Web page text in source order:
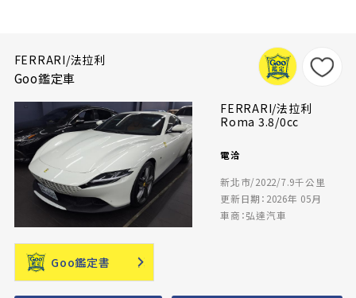
FERRARI/法拉利
Goo鑑定車
FERRARI/法拉利
Roma 3.8/0cc
電洽
新北市/2022/7.9千公里
更新日期：2026年 05月
車商：弘達汽車
Goo鑑定書